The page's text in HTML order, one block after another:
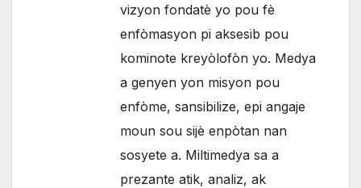
vizyon fondatè yo pou fè
enfòmasyon pi aksesib pou
kominote kreyòlofòn yo. Medya
a genyen yon misyon pou
enfòme, sansibilize, epi angaje
moun sou sijè enpòtan nan
sosyete a. Miltimedya sa a
prezante atik, analiz, ak